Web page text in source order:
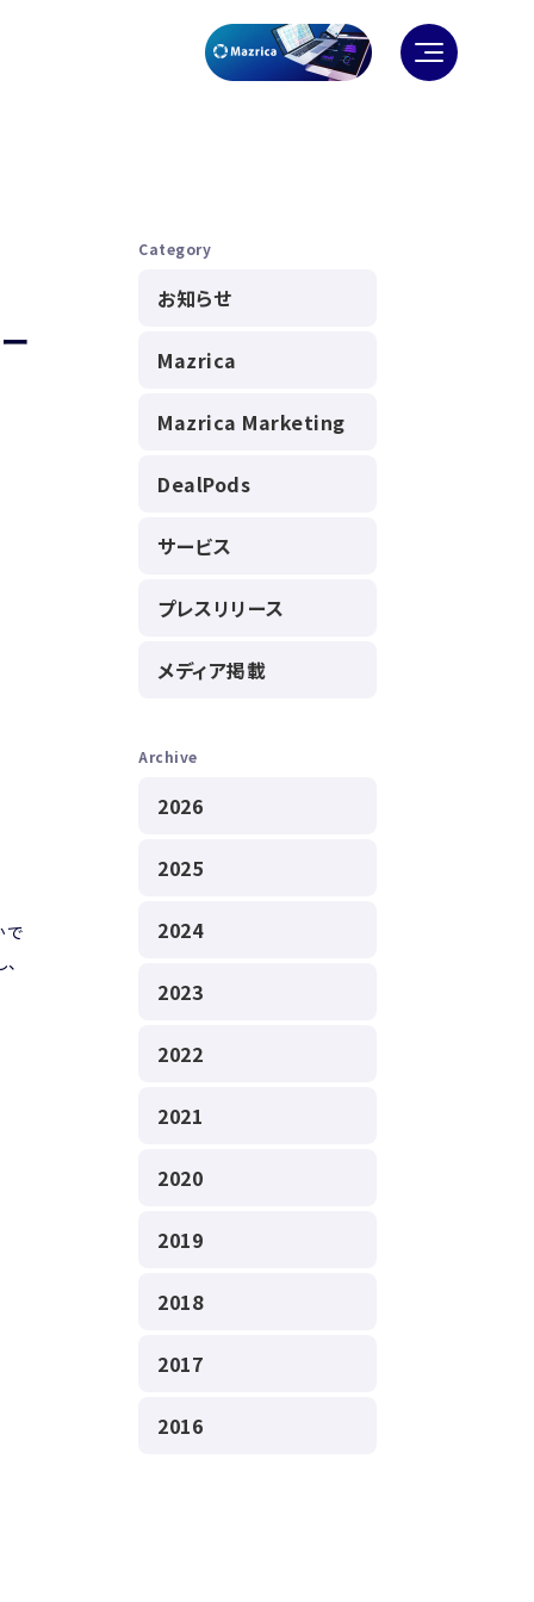
で
Category
お知らせ
Mazrica
Mazrica Marketing
DealPods
サービス
プレスリリース
メディア掲載
Archive
2026
2025
2024
2023
2022
2021
2020
2019
2018
2017
2016